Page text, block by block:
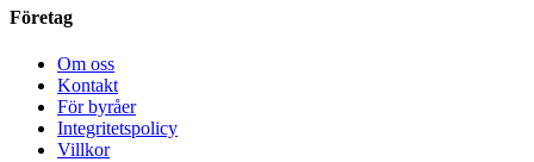
Företag
Om oss
Kontakt
För byråer
Integritetspolicy
Villkor